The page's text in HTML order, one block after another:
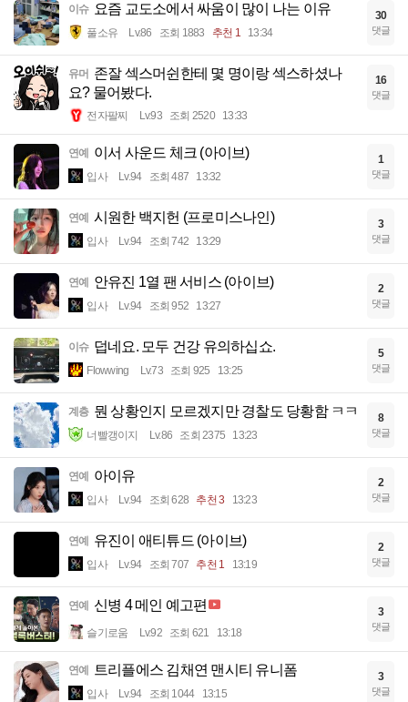
이슈 요즘 교도소에서 싸움이 많이 나는 이유
풀소유 Lv.86 조회 1883 추천 1 13:34
30
댓글
유머 존잘 섹스머쉰한테 몇 명이랑 섹스하셨나
요? 물어봤다.
전자팔찌 Lv.93 조회 2520 13:33
16
댓글
연예 이서 사운드 체크 (아이브)
입사 Lv.94 조회 487 13:32
1
댓글
연예 시원한 백지헌 (프로미스나인)
입사 Lv.94 조회 742 13:29
3
댓글
연예 안유진 1열 팬 서비스 (아이브)
입사 Lv.94 조회 952 13:27
2
댓글
이슈 덥네요. 모두 건강 유의하십쇼.
Flowwing Lv.73 조회 925 13:25
5
댓글
계층 뭔 상황인지 모르겠지만 경찰도 당황함 ㅋㅋ
너빨갱이지 Lv.86 조회 2375 13:23
8
댓글
연예 아이유
입사 Lv.94 조회 628 추천 3 13:23
2
댓글
연예 유진이 애티튜드 (아이브)
입사 Lv.94 조회 707 추천 1 13:19
2
댓글
연예 신병 4 메인 예고편
슬기로움 Lv.92 조회 621 13:18
3
댓글
연예 트리플에스 김채연 맨시티 유니폼
입사 Lv.94 조회 1044 13:15
3
댓글